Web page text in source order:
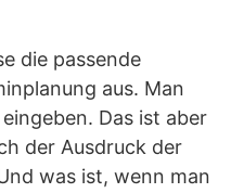
die passende
aus. Man
Das ist aber
der Ausdruck der
was ist, wenn man